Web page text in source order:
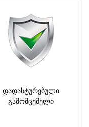
დადასტურებული
გამომცემელი